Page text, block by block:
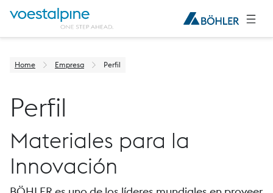
Home Empresa Perfil
Perfil
Materiales para la
Innovación